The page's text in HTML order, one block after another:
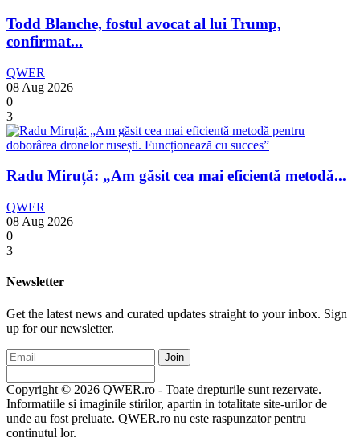
Todd Blanche, fostul avocat al lui Trump,
confirmat...
QWER
08 Aug 2026
0
3
Radu Miruță: „Am găsit cea mai eficientă metodă...
QWER
08 Aug 2026
0
3
Newsletter
Get the latest news and curated updates straight to your inbox. Sign
up for our newsletter.
Join
Copyright © 2026 QWER.ro - Toate drepturile sunt rezervate.
Informatiile si imaginile stirilor, apartin in totalitate site-urilor de
unde au fost preluate. QWER.ro nu este raspunzator pentru
continutul lor.